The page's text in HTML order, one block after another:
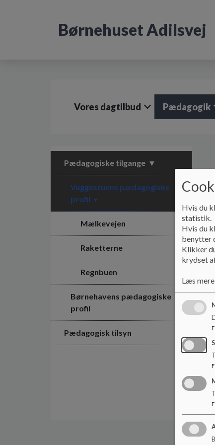
Børnehuset Adilsvej
Vores dagtilbud Pædagogik
Pædagogiske tilgange
Vuggestuens pædagogiske
profil
Mælkevejen
Raketterne
Regnbuen
Børnehavens pædagogiske
profil
Pædagogisk tilsyn
Hvis du
statistik.
Hvis du
benytter
Klikker
krydset
Læs